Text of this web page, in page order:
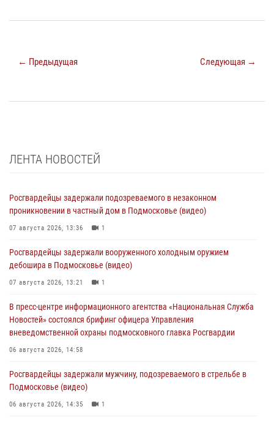
← Предыдущая Следующая →
ЛЕНТА НОВОСТЕЙ
Росгвардейцы задержали подозреваемого в незаконном
проникновении в частный дом в Подмосковье (видео)
07 августа 2026, 13:36 1
Росгвардейцы задержали вооруженного холодным оружием
дебошира в Подмосковье (видео)
07 августа 2026, 13:21 1
В пресс-центре информационного агентства «Национальная Служба
Новостей» состоялся брифинг офицера Управления
вневедомственной охраны подмосковного главка Росгвардии
06 августа 2026, 14:58
Росгвардейцы задержали мужчину, подозреваемого в стрельбе в
Подмосковье (видео)
06 августа 2026, 14:35 1